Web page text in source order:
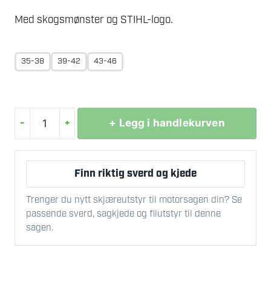
Med skogsmønster og STIHL-logo.
35-38 39-42 43-46
-
FOREST
antall
+ + Legg i handlekurven
Finn riktig sverd og kjede
Trenger du nytt skjæreutstyr til motorsagen din? Se
passende sverd, sagkjede og filutstyr til denne
sagen.